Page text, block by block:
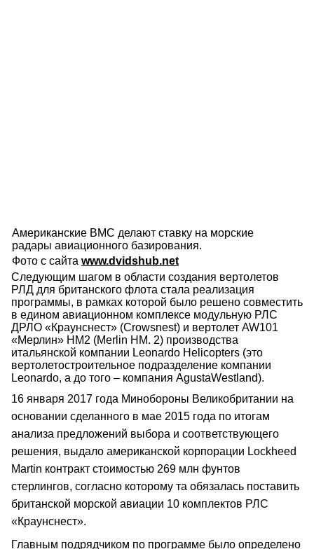
Американские ВМС делают ставку на морские
радары авиационного базирования.
Фото с сайта www.dvidshub.net
Следующим шагом в области создания вертолетов
РЛД для британского флота стала реализация
программы, в рамках которой было решено совместить
в едином авиационном комплексе модульную РЛС
ДРЛО «Краунснест» (Crowsnest) и вертолет AW101
«Мерлин» HM2 (Merlin HM. 2) производства
итальянской компании Leonardo Helicopters (это
вертолетостроительное подразделение компании
Leonardo, а до того – компания AgustaWestland).
16 января 2017 года Минобороны Великобритании на
основании сделанного в мае 2015 года по итогам
анализа предложений выбора и соответствующего
решения, выдало американской корпорации Lockheed
Martin контракт стоимостью 269 млн фунтов
стерлингов, согласно которому та обязалась поставить
британской морской авиации 10 комплектов РЛС
«Краунснест».
Главным подрядчиком по программе было определено